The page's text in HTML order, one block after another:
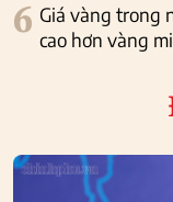
6 Giá vàng trong
cao hơn vàng